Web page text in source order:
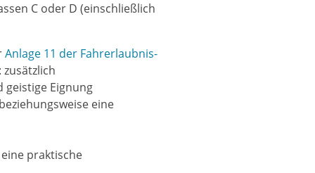
C oder D (einschließlich
Anlage 11 der Fahrerlaubnis-
Eignung
eine
praktische